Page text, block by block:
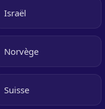
Israël
Norvège
Suisse